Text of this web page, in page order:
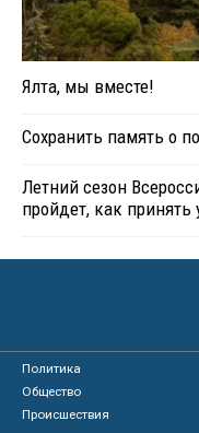
Ялта, мы вместе!
Сохранить память о
Летний сезон
пройдет, как принять
Политика
Общество
Происшествия